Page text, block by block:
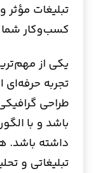
تبلیغات مؤثر
کسب‌وکار
یکی از
تجربه حرفه‌ای
طراحی
باشد و با
داشته باشد.
تبلیغاتی و